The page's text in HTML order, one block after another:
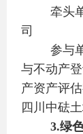
牵头
司
参与
与不动产
产资产评
四川中砝
3.绿